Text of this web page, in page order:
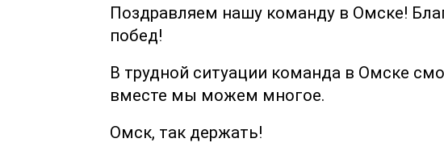
Поздравляем нашу команду в Омске!
побед!
В трудной ситуации команда в Омске
вместе мы можем многое.
Омск, так держать!